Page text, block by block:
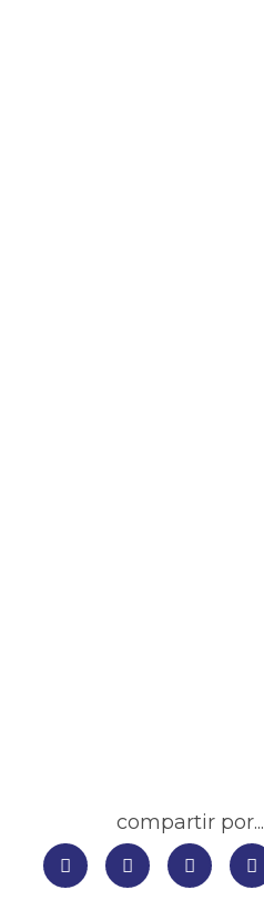
compartir por...